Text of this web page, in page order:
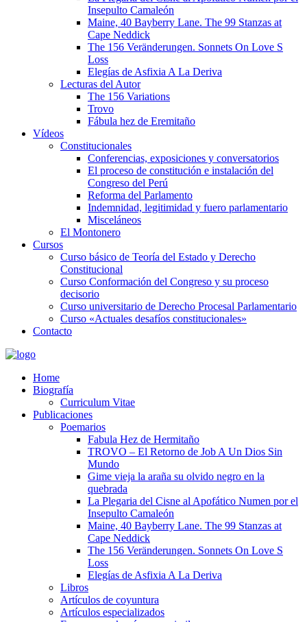
Insepulto Camaleón
Maine, 40 Bayberry Lane. The 99 Stanzas at
Cape Neddick
The 156 Veränderungen. Sonnets On Love S
Loss
Elegías de Asfixia A La Deriva
Lecturas del Autor
The 156 Variations
Trovo
Fábula hez de Eremitaño
Vídeos
Constitucionales
Conferencias, exposiciones y conversatorios
El proceso de constitución e instalación del
Congreso del Perú
Reforma del Parlamento
Indemnidad, legitimidad y fuero parlamentario
Misceláneos
El Montonero
Cursos
Curso básico de Teoría del Estado y Derecho
Constitucional
Curso Conformación del Congreso y su proceso
decisorio
Curso universitario de Derecho Procesal Parlamentario
Curso «Actuales desafíos constitucionales»
Contacto
Home
Biografía
Curriculum Vitae​
Publicaciones
Poemarios
Fabula Hez de Hermitaño
TROVO – El Retorno de Job A Un Dios Sin
Mundo
Gime vieja la araña su olvido negro en la
quebrada
La Plegaria del Cisne al Apofático Numen por el
Insepulto Camaleón
Maine, 40 Bayberry Lane. The 99 Stanzas at
Cape Neddick
The 156 Veränderungen. Sonnets On Love S
Loss
Elegías de Asfixia A La Deriva
Libros
Artículos de coyuntura
Artículos especializados